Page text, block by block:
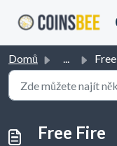
Domů ...
Free Fire